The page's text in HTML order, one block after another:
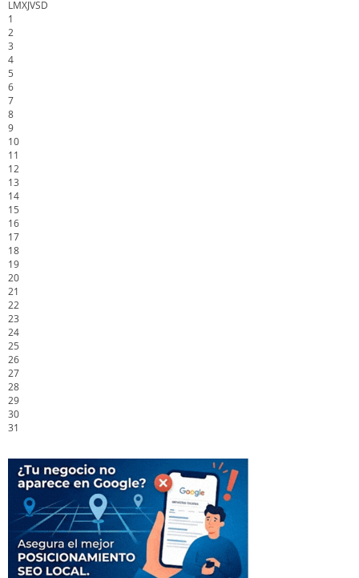
LMXJVSD
1
2
3
4
5
6
7
8
9
10
11
12
13
14
15
16
17
18
19
20
21
22
23
24
25
26
27
28
29
30
31